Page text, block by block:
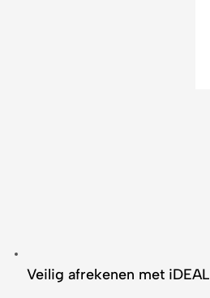
Veilig afrekenen met iDEAL